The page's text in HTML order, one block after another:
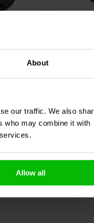
About
our traffic. We also
who may combine it with
Allow all
1" | 6 Ω
06